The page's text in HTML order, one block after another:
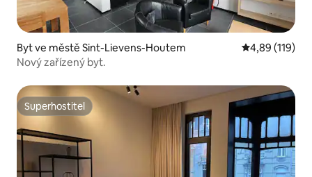
Byt ve městě Sint-Lievens-Houtem Průměrné
4,89 (119)
Nový zařízený byt.
Superhostitel
Superhostitel